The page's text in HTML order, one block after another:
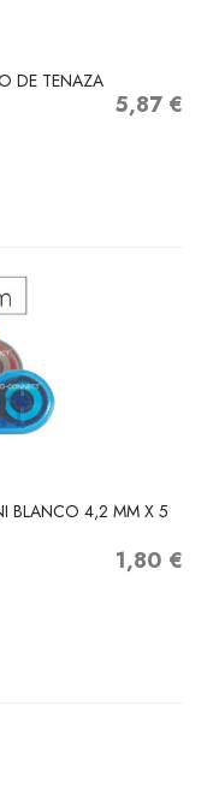
DE TENAZA
Precio
5,87 €
BLANCO 4,2 MM X 5
Precio
1,80 €